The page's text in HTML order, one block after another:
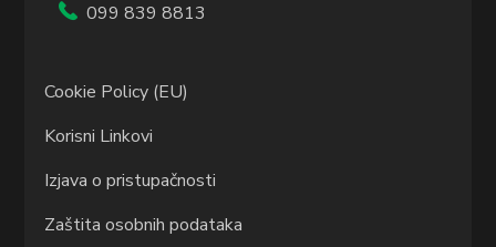
099 839 8813
Cookie Policy (EU)
Korisni Linkovi
Izjava o pristupačnosti
Zaštita osobnih podataka